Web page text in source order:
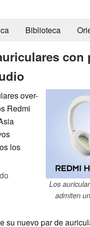
Biblioteca
con
Los
admiten
over-
Redmi
los
nuevo par de